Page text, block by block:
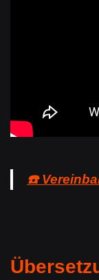
☎️